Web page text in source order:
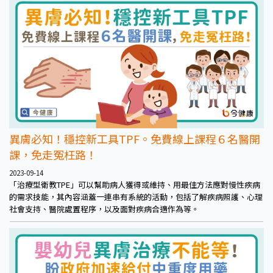
材。
異膚必知！穩控新工具TPF。免費線上課程６名醫開
課，免走冤枉路！
2023-09-14
「治療型衛教TPE」可以幫助病人獲得或維持、用最佳方法應對慢性疾病
的需求技能，其內容涵蓋一連串有系統的活動，包括了解疾病照護、心理
社會支持、醫院處置程序，以及面對疾病合適作為等。